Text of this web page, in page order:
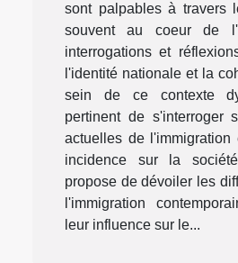
sont palpables à travers
souvent au coeur de
interrogations et
l'identité nationale et la
sein de ce contexte
pertinent de s'interroger
actuelles de
incidence sur la
propose de dévoiler les
l'immigration
leur influence sur le...